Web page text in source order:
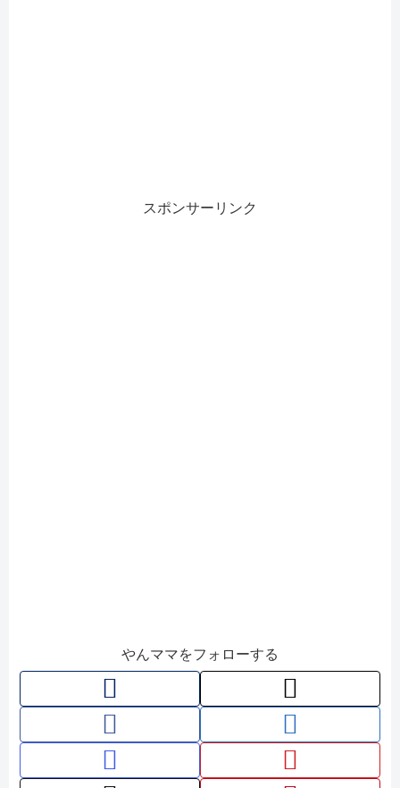
スポンサーリンク
やんママをフォローする